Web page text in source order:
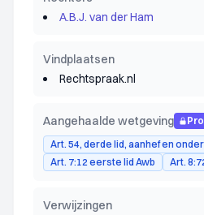
A.B.J. van der Ham
Vindplaatsen
Rechtspraak.nl
Aangehaalde wetgeving
Pro
Art. 54, derde lid, aanhef en
Art. 7:12 eerste lid Awb
Art.
Verwijzingen